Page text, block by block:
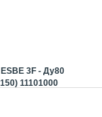
3F - Ду80
11101000